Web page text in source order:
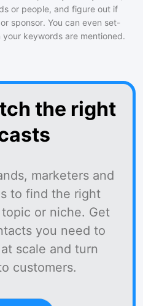
or people, and figure out if
sponsor. You can even set-
keywords are mentioned.
the right
marketers and
to find the right
or niche. Get
you need to
scale and turn
customers.